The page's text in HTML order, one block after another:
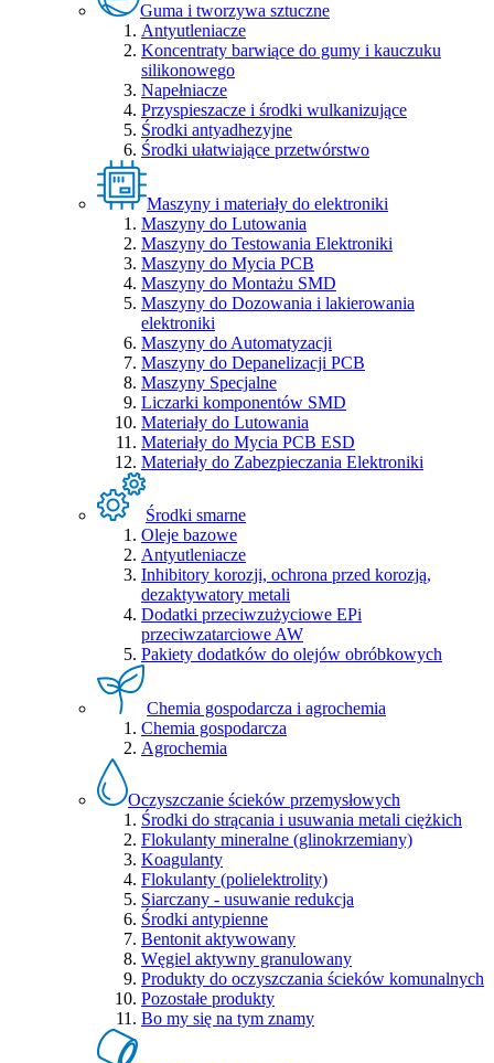
Guma i tworzywa sztuczne
Antyutleniacze
Koncentraty barwiące do gumy i kauczuku
silikonowego
Napełniacze
Przyspieszacze i środki wulkanizujące
Środki antyadhezyjne
Środki ułatwiające przetwórstwo
Maszyny i materiały do elektroniki
Maszyny do Lutowania
Maszyny do Testowania Elektroniki
Maszyny do Mycia PCB
Maszyny do Montażu SMD
Maszyny do Dozowania i lakierowania
elektroniki
Maszyny do Automatyzacji
Maszyny do Depanelizacji PCB
Maszyny Specjalne
Liczarki komponentów SMD
Materiały do Lutowania
Materiały do Mycia PCB ESD
Materiały do Zabezpieczania Elektroniki
Środki smarne
Oleje bazowe
Antyutleniacze
Inhibitory korozji, ochrona przed korozją,
dezaktywatory metali
Dodatki przeciwzużyciowe EPi
przeciwzatarciowe AW
Pakiety dodatków do olejów obróbkowych
Chemia gospodarcza i agrochemia
Chemia gospodarcza
Agrochemia
Oczyszczanie ścieków przemysłowych
Środki do strącania i usuwania metali ciężkich
Flokulanty mineralne (glinokrzemiany)
Koagulanty
Flokulanty (polielektrolity)
Siarczany - usuwanie redukcja
Środki antypienne
Bentonit aktywowany
Węgiel aktywny granulowany
Produkty do oczyszczania ścieków komunalnych
Pozostałe produkty
Bo my się na tym znamy